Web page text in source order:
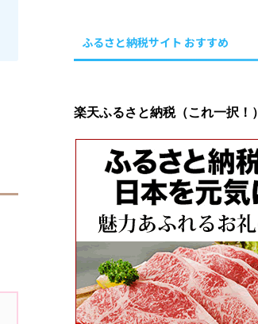
ふるさと納税サイト おすすめ
楽天ふるさと納税（これ一択！）